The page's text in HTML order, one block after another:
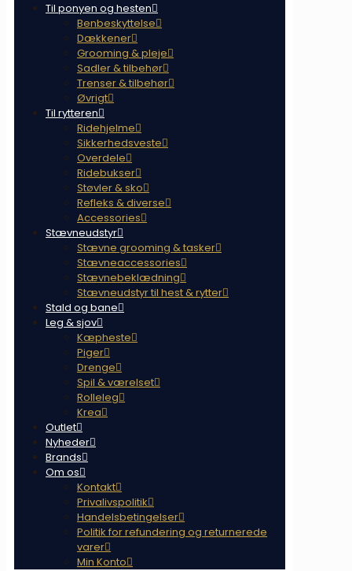
Til ponyen og hesten
Benbeskyttelse
Dækkener
Grooming & pleje
Sadler & tilbehør
Trenser & tilbehør
Øvrigt
Til rytteren
Ridehjelme
Sikkerhedsveste
Overdele
Ridebukser
Støvler & sko
Refleks & diverse
Accessories
Stævneudstyr
Stævne grooming & tasker
Stævneaccessories
Stævnebeklædning
Stævneudstyr til hest & rytter
Stald og bane
Leg & sjov
Kæpheste
Piger
Drenge
Spil & værelset
Rolleleg
Krea
Outlet
Nyheder
Brands
Om os
Kontakt
Privalivspolitik
Handelsbetingelser
Politik for refundering og returnerede
varer
Min Konto